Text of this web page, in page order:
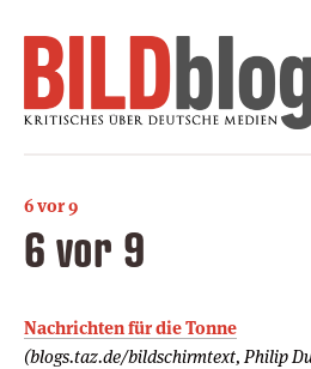
6 vor 9
6 vor 9
Nachrichten für die Tonne
(blogs.taz.de/bildschirmtext, Philip